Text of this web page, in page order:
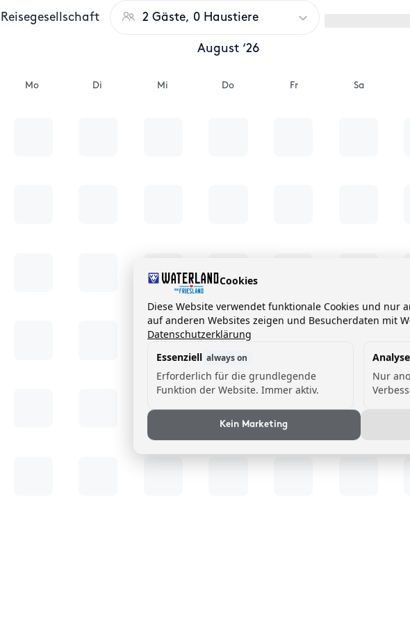
Reisegesellschaft 2 Gäste, 0 Haustiere
August ‘26
Mo Di Mi Do Fr Sa
Cookies
Diese Website verwendet funktionale Cookies und nur
auf anderen Websites zeigen und Besucherdaten mit
Datenschutzerklärung
Essenziell always on
Erforderlich für die grundlegende
Funktion der Website. Immer aktiv.
Nur
Kein Marketing